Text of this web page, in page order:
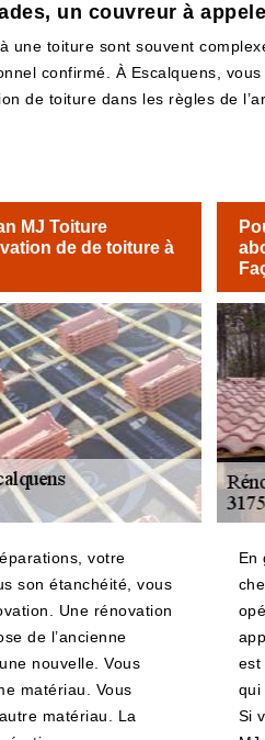
un couvreur à
une toiture sont souvent
confirmé. À Escalquens,
de toiture dans les règles de
MJ Toiture
de de toiture à
votre
son étanchéité, vous
Une rénovation
de l’ancienne
nouvelle. Vous
matériau. Vous
matériau. La
En
est
qui
Si